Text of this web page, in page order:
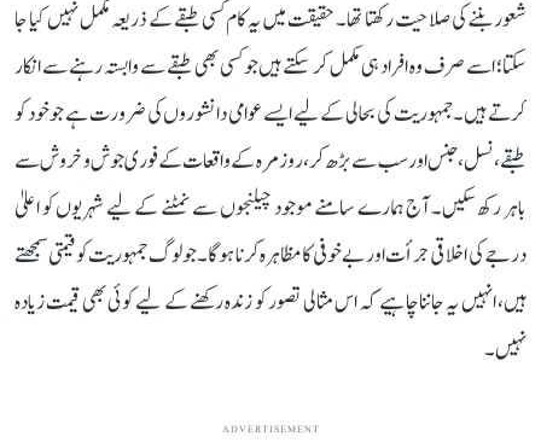
شعور بننے کی صلاحیت رکھتا تھا۔ حقیقت میں یہ کام کسی طبقے کے ذریعہ مکمل نہیں کیا جا
سکتا؛ اسے صرف وہ افراد ہی مکمل کر سکتے ہیں جو کسی بھی طبقے سے وابستہ رہنے سے انکار
کرتے ہیں۔ جمہوریت کی بحالی کے لیے ایسے عوامی دانشوروں کی ضرورت ہے جو خود کو
طبقے، نسل، جنس اور سب سے بڑھ کر، روزمرہ کے واقعات کے فوری جوش و خروش سے
باہر رکھ سکیں۔ آج ہمارے سامنے موجود چیلنجوں سے نمٹنے کے لیے شہریوں کو اعلیٰ
درجے کی اخلاقی جرأت اور بے خوفی کا مظاہرہ کرنا ہوگا۔ جو لوگ جمہوریت کو قیمتی سمجھتے
ہیں، انہیں یہ جاننا چاہیے کہ اس مثالی تصور کو زندہ رکھنے کے لیے کوئی بھی قیمت زیادہ
نہیں۔
ADVERTISEMENT